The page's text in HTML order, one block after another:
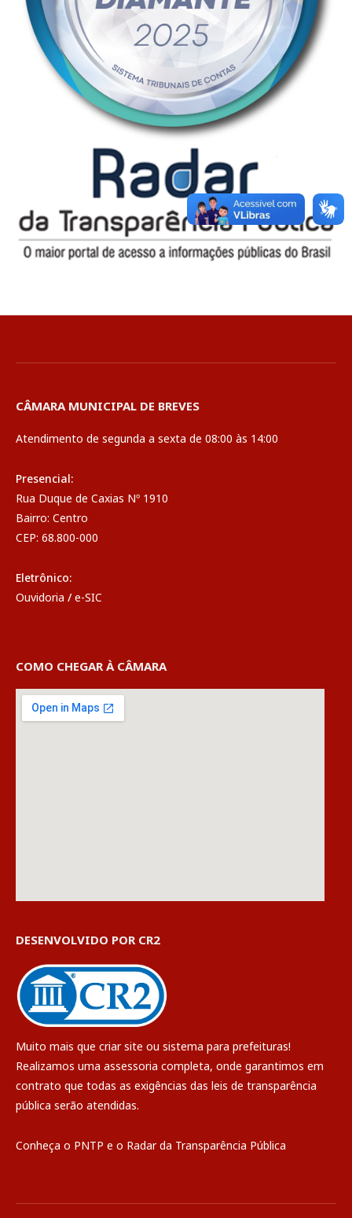
CÂMARA MUNICIPAL DE BREVES
Atendimento de segunda a sexta de 08:00 às 14:00
Presencial:
Rua Duque de Caxias Nº 1910
Bairro: Centro
CEP: 68.800-000
Eletrônico:
Ouvidoria / e-SIC
COMO CHEGAR À CÂMARA
DESENVOLVIDO POR CR2
Muito mais que criar site ou sistema para prefeituras!
Realizamos uma assessoria completa, onde garantimos em
contrato que todas as exigências das leis de transparência
pública serão atendidas.
Conheça o PNTP e o Radar da Transparência Pública